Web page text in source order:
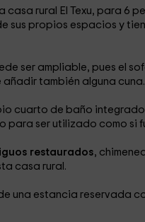
rural El Texu, para 6
sus propios espacios y
ser ampliable, pues el
también alguna cuna.
cuarto de baño
para ser utilizado como si
restaurados,
casa rural.
una estancia reservada